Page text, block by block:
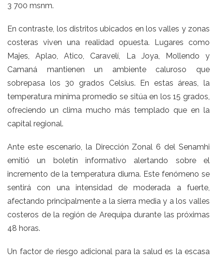
3 700 msnm.
En contraste, los distritos ubicados en los valles y zonas
costeras viven una realidad opuesta. Lugares como
Majes, Aplao, Atico, Caravelí, La Joya, Mollendo y
Camaná mantienen un ambiente caluroso que
sobrepasa los 30 grados Celsius. En estas áreas, la
temperatura mínima promedio se sitúa en los 15 grados,
ofreciendo un clima mucho más templado que en la
capital regional.
Ante este escenario, la Dirección Zonal 6 del Senamhi
emitió un boletín informativo alertando sobre el
incremento de la temperatura diurna. Este fenómeno se
sentirá con una intensidad de moderada a fuerte,
afectando principalmente a la sierra media y a los valles
costeros de la región de Arequipa durante las próximas
48 horas.
Un factor de riesgo adicional para la salud es la escasa